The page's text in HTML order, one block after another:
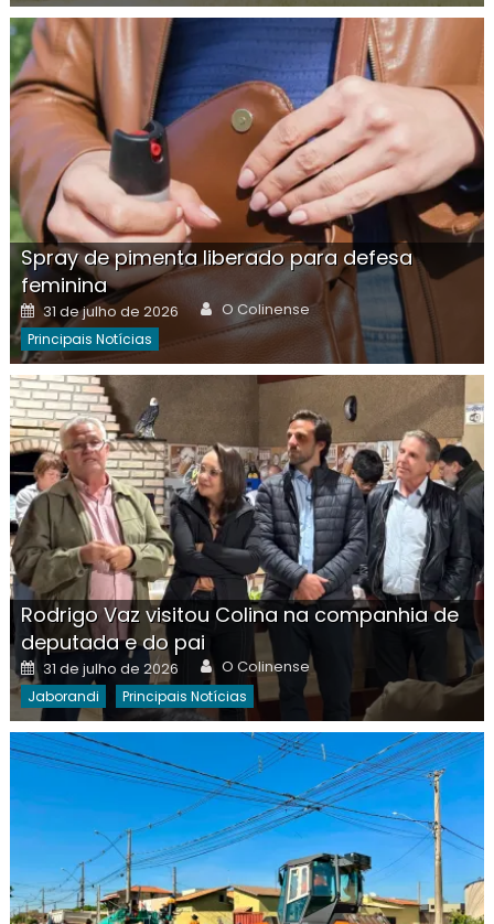
Spray de pimenta liberado para defesa
feminina
Posted
on
31 de julho de 2026 Author
O Colinense
Principais Notícias
Rodrigo Vaz visitou Colina na companhia de
deputada e do pai
Posted
on
31 de julho de 2026 Author
O Colinense
Jaborandi Principais Notícias